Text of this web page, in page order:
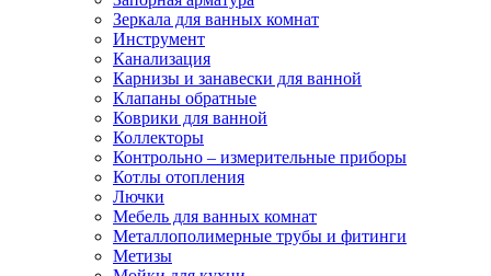
Зеркала для ванных комнат
Инструмент
Канализация
Карнизы и занавески для ванной
Клапаны обратные
Коврики для ванной
Коллекторы
Контрольно – измерительные приборы
Котлы отопления
Лючки
Мебель для ванных комнат
Металлополимерные трубы и фитинги
Метизы